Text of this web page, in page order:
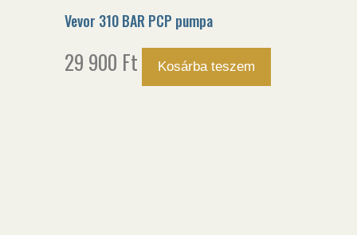
Vevor 310 BAR PCP pumpa
29 900 Ft Kosárba teszem